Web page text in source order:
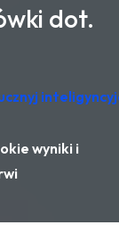
dot.
wyniki i